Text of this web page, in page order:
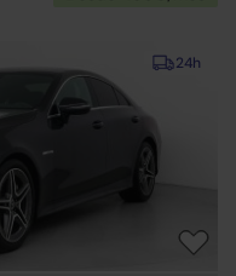
24h